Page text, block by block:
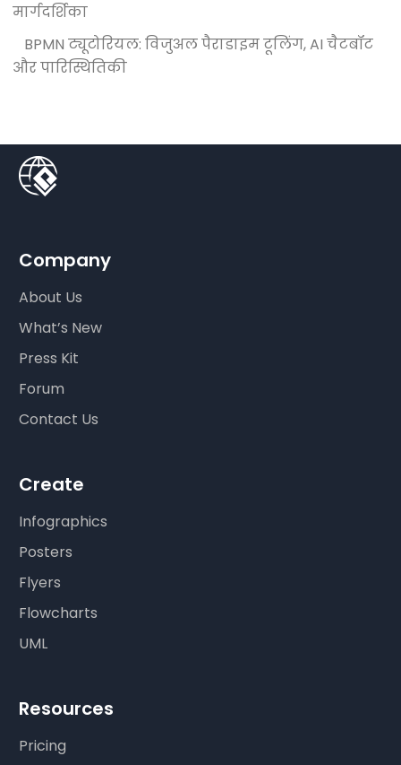
मार्गदर्शिका
BPMN ट्यूटोरियल: विजुअल पैराडाइम टूलिंग, AI चैटबॉट
और पारिस्थितिकी
Company
About Us
What’s New
Press Kit
Forum
Contact Us
Create
Infographics
Posters
Flyers
Flowcharts
UML
Resources
Pricing